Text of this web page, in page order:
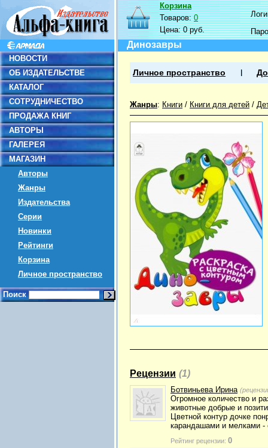
НОВОСТИ
ОБ ИЗДАТЕЛЬСТВЕ
КАТАЛОГ
СОТРУДНИЧЕСТВО
ПРОДАЖА КНИГ
АВТОРЫ
ГАЛЕРЕЯ
МАГАЗИН
Авторы
Жанры
Издательства
Серии
Новинки
Рейтинги
Корзина
Личное пространство
Поиск
Корзина
Товаров:0
Цена:0 руб.
Динозавры
Личное пространство
Жанры: Книги / Книги для детей /
Рецензии (1)
Ботвиньева Ирина
Огромное количество и
животные добрые и
Цветной контур дочке
карандашами и мелками -
Рейтинг рецензии: 0